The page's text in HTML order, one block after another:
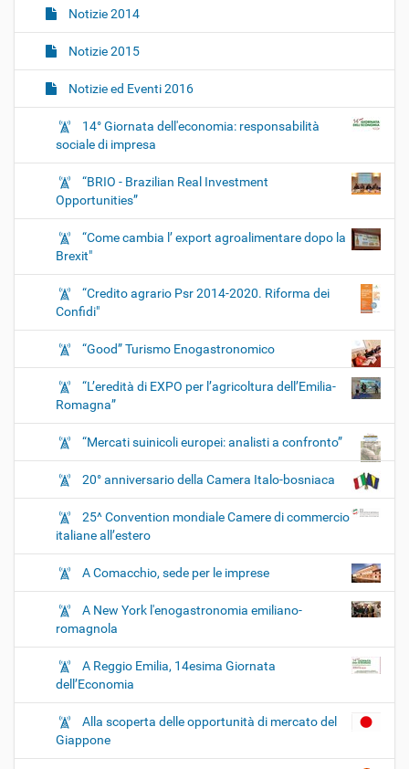
Notizie 2014
Notizie 2015
Notizie ed Eventi 2016
14° Giornata dell'economia: responsabilità
sociale di impresa
“BRIO - Brazilian Real Investment
Opportunities”
“Come cambia l’ export agroalimentare dopo la
Brexit"
“Credito agrario Psr 2014-2020. Riforma dei
Confidi"
“Good” Turismo Enogastronomico
“L’eredità di EXPO per l’agricoltura dell’Emilia-
Romagna”
“Mercati suinicoli europei: analisti a confronto”
20° anniversario della Camera Italo-bosniaca
25^ Convention mondiale Camere di commercio
italiane all’estero
A Comacchio, sede per le imprese
A New York l'enogastronomia emiliano-
romagnola
A Reggio Emilia, 14esima Giornata
dell’Economia
Alla scoperta delle opportunità di mercato del
Giappone